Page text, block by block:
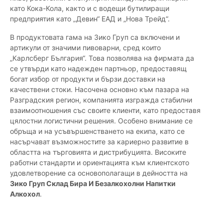
като Кока-Кола, както и с водещи бутилиращи
предприятия като „Девин“ ЕАД и „Нова Трейд“.
В продуктовата гама на Зико Груп са включени и
артикули от значими пивоварни, сред които
„Карлсберг България“. Това позволява на фирмата да
се утвърди като надежден партньор, предоставящ
богат избор от продукти и бързи доставки на
качествени стоки. Насочена основно към пазара на
Разградския регион, компанията изгражда стабилни
взаимоотношения със своите клиенти, като предоставя
цялостни логистични решения. Особено внимание се
обръща и на усъвършенстването на екипа, като се
насърчават възможностите за кариерно развитие в
областта на търговията и дистрибуцията. Високите
работни стандарти и ориентацията към клиентското
удовлетворение са основополагащи в дейността на
Зико Груп Склад Бира И Безалкохолни Напитки
Алкохол.